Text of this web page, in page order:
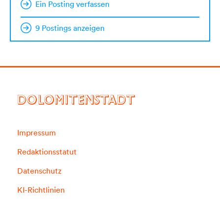
Ein Posting verfassen
9 Postings anzeigen
DOLOMITENSTADT
Impressum
Redaktionsstatut
Datenschutz
KI-Richtlinien